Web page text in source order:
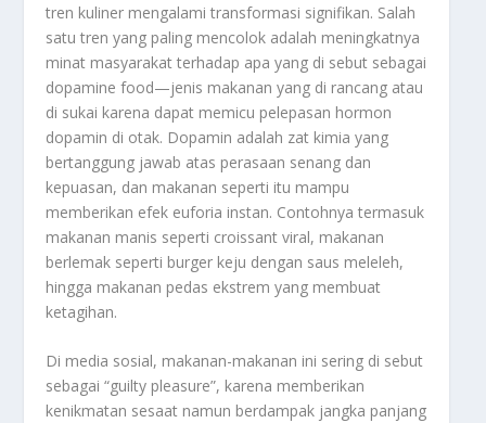
tren kuliner mengalami transformasi signifikan. Salah
satu tren yang paling mencolok adalah meningkatnya
minat masyarakat terhadap apa yang di sebut sebagai
dopamine food—jenis makanan yang di rancang atau
di sukai karena dapat memicu pelepasan hormon
dopamin di otak. Dopamin adalah zat kimia yang
bertanggung jawab atas perasaan senang dan
kepuasan, dan makanan seperti itu mampu
memberikan efek euforia instan. Contohnya termasuk
makanan manis seperti croissant viral, makanan
berlemak seperti burger keju dengan saus meleleh,
hingga makanan pedas ekstrem yang membuat
ketagihan.
Di media sosial, makanan-makanan ini sering di sebut
sebagai “guilty pleasure”, karena memberikan
kenikmatan sesaat namun berdampak jangka panjang